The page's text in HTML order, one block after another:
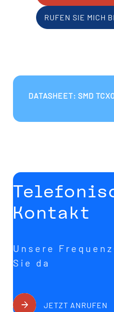
RUFEN SIE MICH
DATASHEET: SMD
Kontakt
Unsere
Sie da
JETZT ANRUFEN